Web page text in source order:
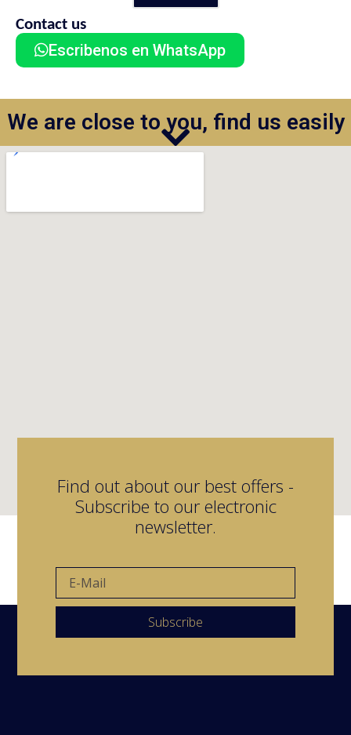
Contact us
Escribenos en WhatsApp
We are close to you, find us easily
Find out about our best offers -
Subscribe to our electronic
newsletter.
Subscribe